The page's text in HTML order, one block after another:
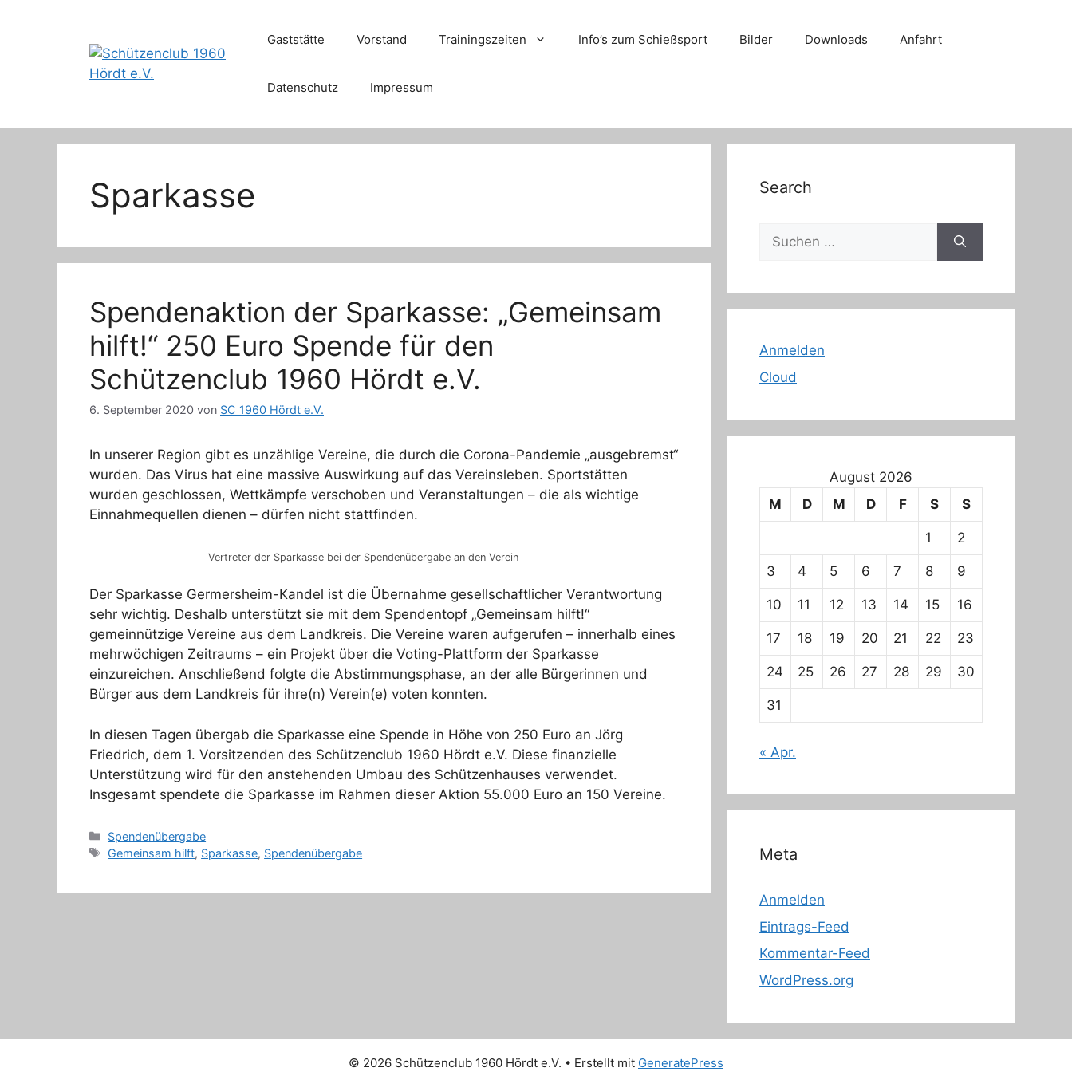
Gaststätte Vorstand Trainingszeiten Info’s zum Schießsport Bilder Downloads Anfahrt
Datenschutz Impressum
Sparkasse
Spendenaktion der Sparkasse: „Gemeinsam
hilft!“ 250 Euro Spende für den
Schützenclub 1960 Hördt e.V.
6. September 2020 von SC 1960 Hördt e.V.
In unserer Region gibt es unzählige Vereine, die durch die Corona-Pandemie „ausgebremst“
wurden. Das Virus hat eine massive Auswirkung auf das Vereinsleben. Sportstätten
wurden geschlossen, Wettkämpfe verschoben und Veranstaltungen – die als wichtige
Einnahmequellen dienen – dürfen nicht stattfinden.
Vertreter der Sparkasse bei der Spendenübergabe an den Verein
Der Sparkasse Germersheim-Kandel ist die Übernahme gesellschaftlicher Verantwortung
sehr wichtig. Deshalb unterstützt sie mit dem Spendentopf „Gemeinsam hilft!“
gemeinnützige Vereine aus dem Landkreis. Die Vereine waren aufgerufen – innerhalb eines
mehrwöchigen Zeitraums – ein Projekt über die Voting-Plattform der Sparkasse
einzureichen. Anschließend folgte die Abstimmungsphase, an der alle Bürgerinnen und
Bürger aus dem Landkreis für ihre(n) Verein(e) voten konnten.
In diesen Tagen übergab die Sparkasse eine Spende in Höhe von 250 Euro an Jörg
Friedrich, dem 1. Vorsitzenden des Schützenclub 1960 Hördt e.V. Diese finanzielle
Unterstützung wird für den anstehenden Umbau des Schützenhauses verwendet.
Insgesamt spendete die Sparkasse im Rahmen dieser Aktion 55.000 Euro an 150 Vereine.
Kategorien
Spendenübergabe
Schlagwörter
Gemeinsam hilft, Sparkasse, Spendenübergabe
Search
Suche
nach:
Anmelden
Cloud
August 2026
M
D M D F S S
1 2
3 4 5 6 7 8 9
10 11 12 13 14 15 16
17 18 19 20 21 22 23
24 25 26 27 28 29 30
31
« Apr.
Meta
Anmelden
Eintrags-Feed
Kommentar-Feed
WordPress.org
© 2026 Schützenclub 1960 Hördt e.V. • Erstellt mit GeneratePress